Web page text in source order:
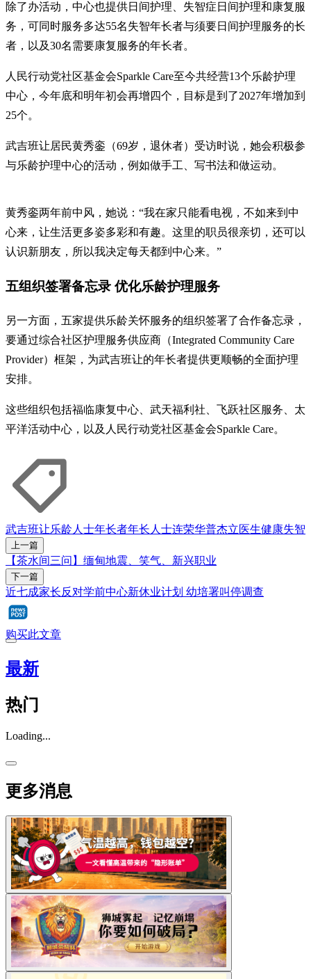
除了办活动，中心也提供日间护理、失智症日间护理和康复服
务，可同时服务多达55名失智年长者与须要日间护理服务的长
者，以及30名需要康复服务的年长者。
人民行动党社区基金会Sparkle Care至今共经营13个乐龄护理
中心，今年底和明年初会再增四个，目标是到了2027年增加到
25个。
武吉班让居民黄秀銮（69岁，退休者）受访时说，她会积极参
与乐龄护理中心的活动，例如做手工、写书法和做运动。
黄秀銮两年前中风，她说：“我在家只能看电视，不如来到中
心来，让生活更多姿多彩和有趣。这里的职员很亲切，还可以
认识新朋友，所以我决定每天都到中心来。”
五组织签署备忘录 优化乐龄护理服务
另一方面，五家提供乐龄关怀服务的组织签署了合作备忘录，
要通过综合社区护理服务供应商（Integrated Community Care
Provider）框架，为武吉班让的年长者提供更顺畅的全面护理
安排。
这些组织包括福临康复中心、武天福利社、飞跃社区服务、太
平洋活动中心，以及人民行动党社区基金会Sparkle Care。
武吉班让乐龄人士年长者年长人士连荣华普杰立医生健康失智
上一篇
【茶水间三问】缅甸地震、笑气、新兴职业
下一篇
近七成家长反对学前中心新休业计划 幼培署叫停调查
购买此文章
最新
热门
Loading...
更多消息